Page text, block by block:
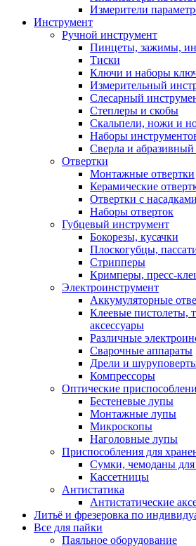
Измерители
Инструмент
Ручной инструмент
Пинцеты, зажимы,
Тиски
Ключи и наборы
Измерительный
Слесарный
Степлеры и скобы
Скальпели, ножи и
Наборы
Сверла и
Отвертки
Монтажные отвертки
Керамические
Отвертки с насадками
Наборы отверток
Губцевый инструмент
Бокорезы, кусачки
Плоскогубцы,
Стрипперы
Кримперы, пресс-
Электроинструмент
Аккумуляторные
Клеевые пистолеты,
аксессуары
Различные
Сварочные аппараты
Дрели и
Компрессоры
Оптические
Бестеневые лупы
Монтажные лупы
Микроскопы
Наголовные лупы
Приспособления для
Сумки, чемоданы для
Кассетницы
Антистатика
Антистатические
Литьё и фрезеровка по
Все для пайки
Паяльное оборудование